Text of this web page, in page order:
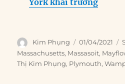
York khai trương
Author
Kim Phụng
Posted
on
01/04/2021
Massachusetts, Massasoit,
Thị Kim Phụng, Plymouth,